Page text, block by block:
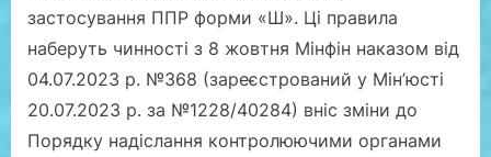
застосування ППР форми «Ш». Ці правила
наберуть чинності з 8 жовтня Мінфін наказом від
04.07.2023 р. №368 (зареєстрований у Мін’юсті
20.07.2023 р. за №1228/40284) вніс зміни до
Порядку надіслання контролюючими органами